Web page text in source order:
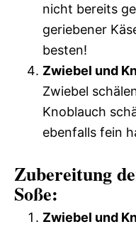
nicht bereits
geriebener
besten!
Zwiebel und
Zwiebel
Knoblauch
ebenfalls fein
Zubereitung
Soße:
Zwiebel und